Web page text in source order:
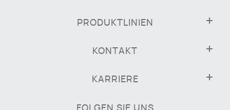
PRODUKTLINIEN
KONTAKT
KARRIERE